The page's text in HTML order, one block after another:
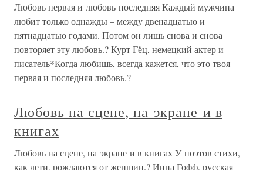
Любовь первая и любовь последняя Каждый мужчина
любит только однажды – между двенадцатью и
пятнадцатью годами. Потом он лишь снова и снова
повторяет эту любовь.? Курт Гёц, немецкий актер и
писатель*Когда любишь, всегда кажется, что это твоя
первая и последняя любовь.?
Любовь на сцене, на экране и в
книгах
Любовь на сцене, на экране и в книгах У поэтов стихи,
как дети, рождаются от женщин.? Инна Гофф, русская